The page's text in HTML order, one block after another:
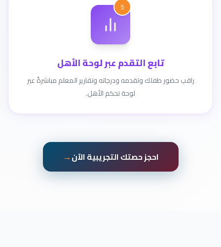
5
تابع التقدم عبر لوحة الأهل
راقب حضور طفلك وتقدمه ودرجاته وتقارير المعلم مباشرةً عبر
لوحة تحكم الأهل.
احجز حصتك التجريبية الآن→